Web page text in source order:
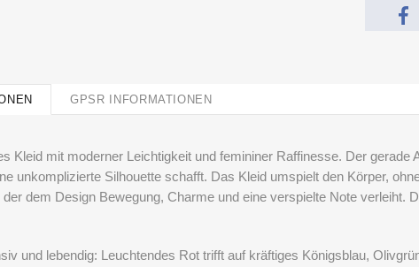
GPSR INFORMATIONEN
Kleid mit moderner Leichtigkeit und femininer Raffinesse. Der
unkomplizierte Silhouette schafft. Das Kleid umspielt den Körper,
dem Design Bewegung, Charme und eine verspielte Note verleiht.
und lebendig: Leuchtendes Rot trifft auf kräftiges Königsblau,